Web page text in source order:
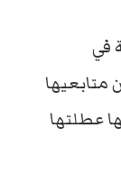
في
متابعيها
عطلتها